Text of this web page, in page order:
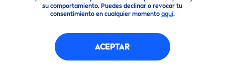
su comportamiento. Puedes declinar o revocar tu
consentimiento en cualquier momento aquí.
ACEPTAR